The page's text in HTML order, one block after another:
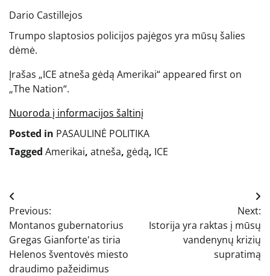
Dario Castillejos
Trumpo slaptosios policijos pajėgos yra mūsų šalies
dėmė.
Įrašas „ICE atneša gėdą Amerikai“ appeared first on
„The Nation“.
Nuoroda į informacijos šaltinį
Posted in PASAULINĖ POLITIKA
Tagged Amerikai, atneša, gėdą, ICE
Navigacija
tarp
įrašų
Previous:
Montanos gubernatorius
Gregas Gianforte'as tiria
Helenos šventovės miesto
draudimo pažeidimus
Next:
Istorija yra raktas į mūsų
vandenynų krizių
supratimą